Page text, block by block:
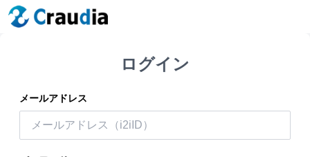
ログイン
メールアドレス